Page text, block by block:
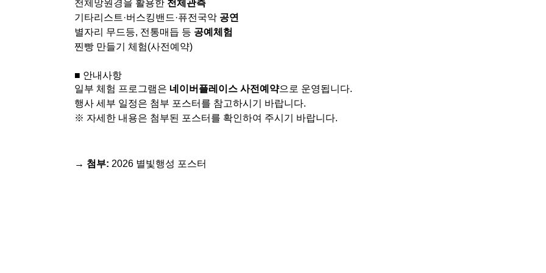
천체망원경을 활용한 천체관측
기타리스트·버스킹밴드·퓨전국악 공연
별자리 무드등, 전통매듭 등 공예체험
찐빵 만들기 체험(사전예약)
■ 안내사항
일부 체험 프로그램은 네이버플레이스 사전예약으로 운영됩니다.
행사 세부 일정은 첨부 포스터를 참고하시기 바랍니다.
※ 자세한 내용은 첨부된 포스터를 확인하여 주시기 바랍니다.
→ 첨부: 2026 별빛행성 포스터